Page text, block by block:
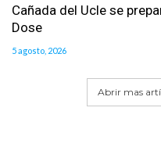
Cañada del Ucle se
Dose
5 agosto, 2026
Abrir mas